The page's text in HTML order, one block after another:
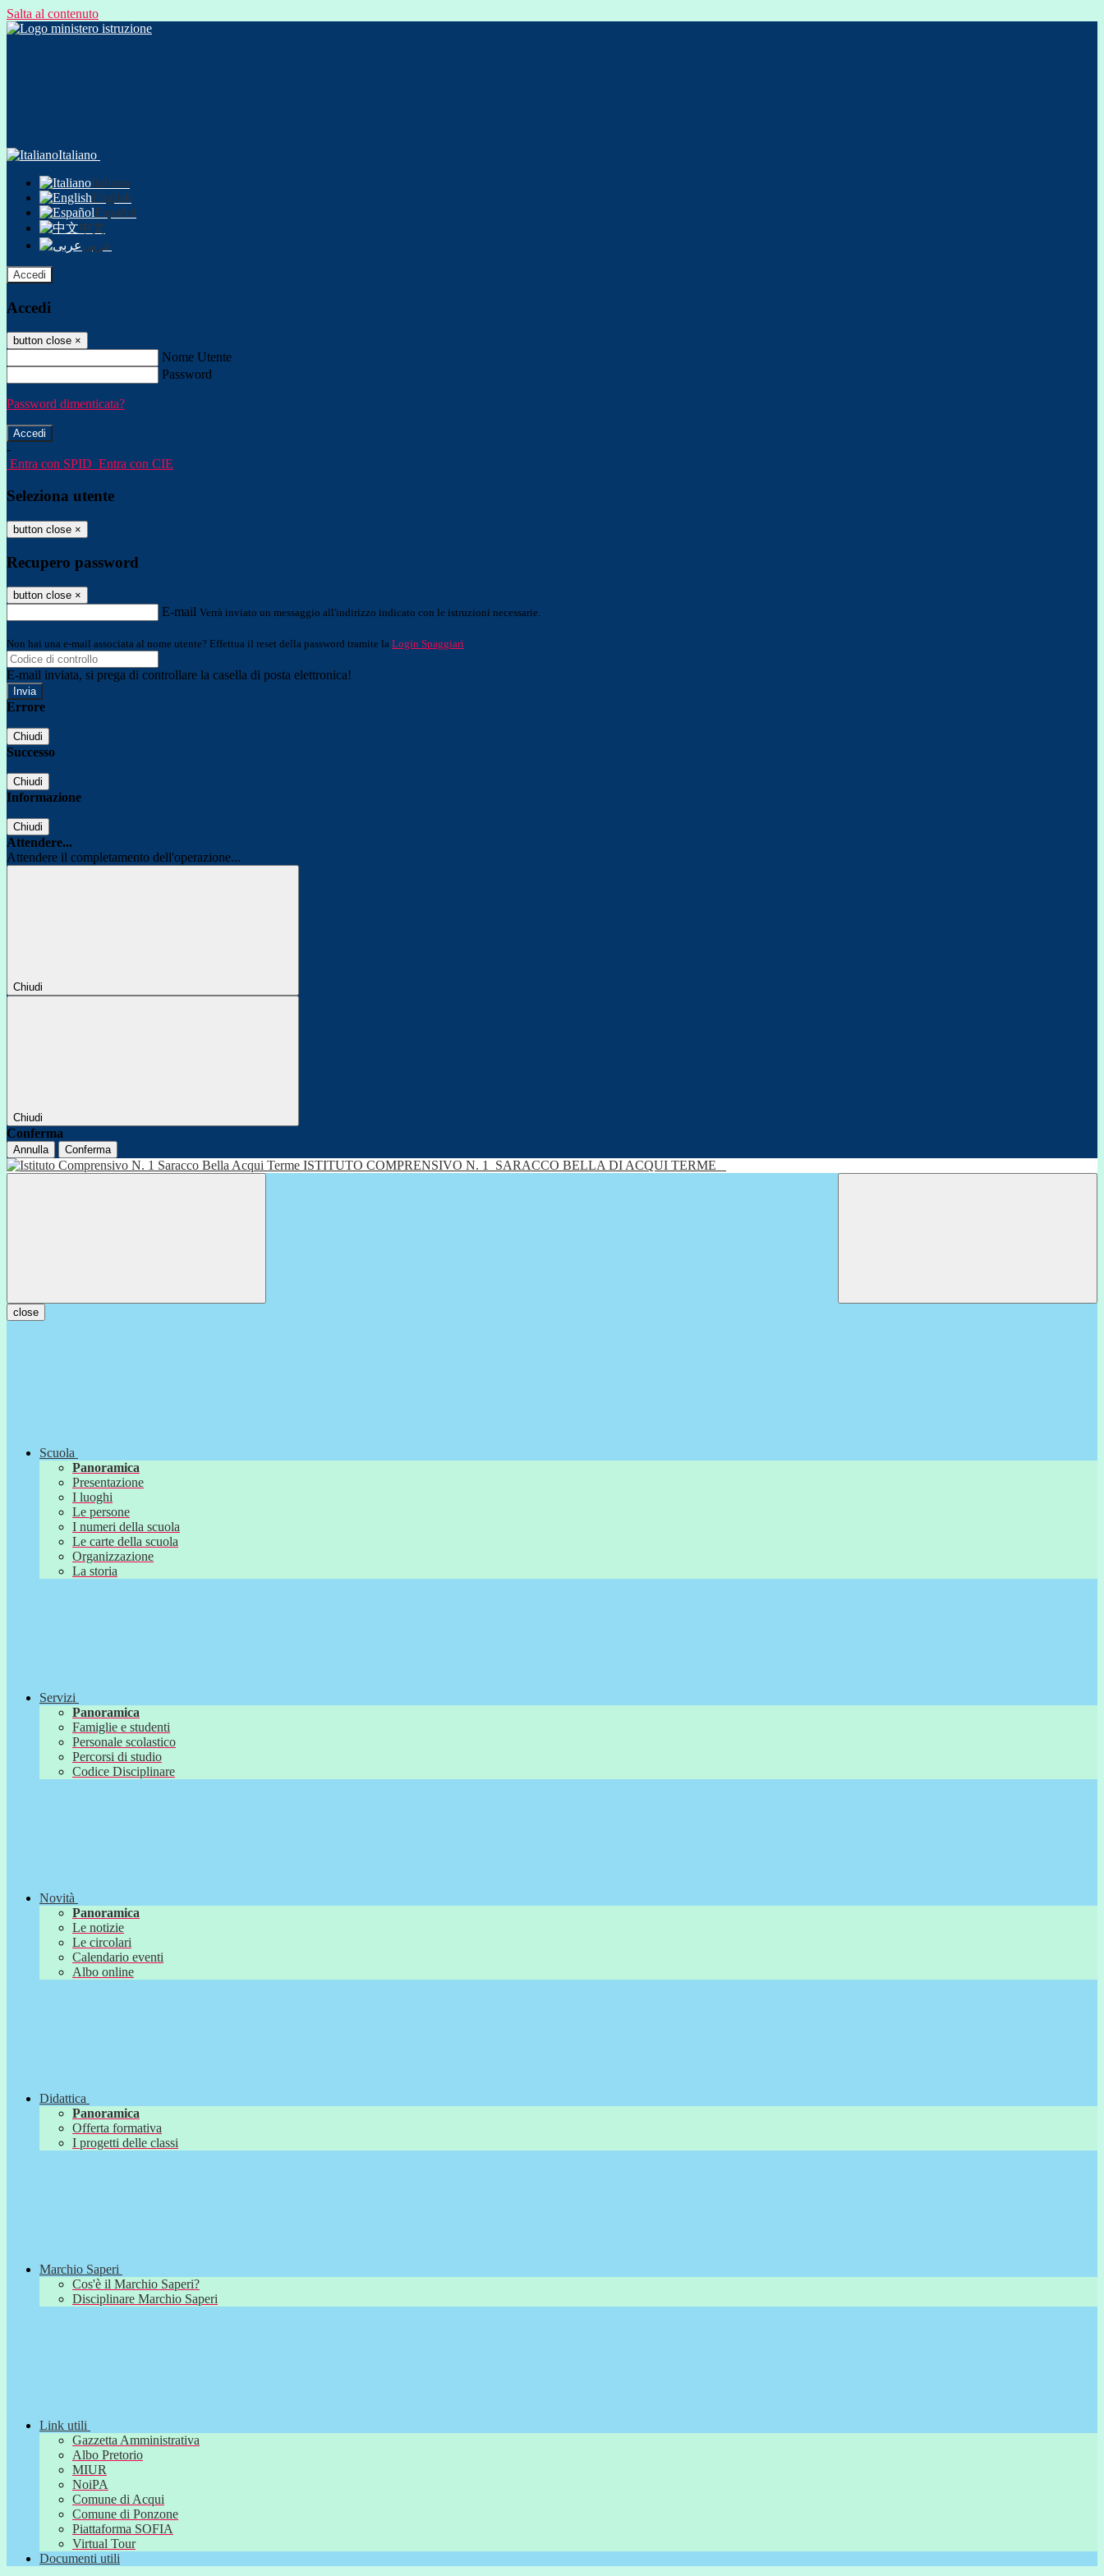
Salta al contenuto
Italiano
Italiano
English
Español
中文
عربى
Accedi
Accedi
button close ×
Nome Utente
Password
Password dimenticata?
-
Entra con SPID Entra con CIE
Seleziona utente
button close ×
Recupero password
button close ×
E-mail Verrà inviato un messaggio all'indirizzo indicato con le istruzioni necessarie.
Non hai una e-mail associata al nome utente? Effettua il reset della password tramite la Login Spaggiari
E-mail inviata, si prega di controllare la casella di posta elettronica!
Errore
Chiudi
Successo
Chiudi
Informazione
Chiudi
Attendere...
Attendere il completamento dell'operazione...
Chiudi
Chiudi
Conferma
Annulla Conferma
ISTITUTO COMPRENSIVO N. 1 SARACCO BELLA DI ACQUI TERME
close
Scuola
Panoramica
Presentazione
I luoghi
Le persone
I numeri della scuola
Le carte della scuola
Organizzazione
La storia
Servizi
Panoramica
Famiglie e studenti
Personale scolastico
Percorsi di studio
Codice Disciplinare
Novità
Panoramica
Le notizie
Le circolari
Calendario eventi
Albo online
Didattica
Panoramica
Offerta formativa
I progetti delle classi
Marchio Saperi
Cos'è il Marchio Saperi?
Disciplinare Marchio Saperi
Link utili
Gazzetta Amministrativa
Albo Pretorio
MIUR
NoiPA
Comune di Acqui
Comune di Ponzone
Piattaforma SOFIA
Virtual Tour
Documenti utili